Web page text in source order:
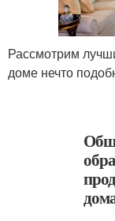
Рассмотрим
доме нечто